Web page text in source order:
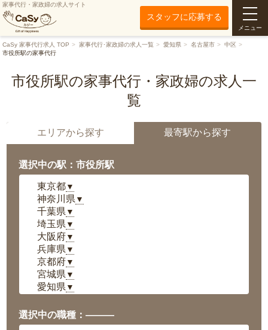
家事代行・家政婦の求人サイト
スタッフに応募する
メニュー
CaSy 家事代行求人 TOP 家事代行･家政婦の求人一覧 愛知県 名古屋市
中区
市役所駅の家事代行
市役所駅の家事代行・家政婦の求人一
覧
エリアから探す 最寄駅から探す
選択中の駅：市役所駅
東京都▼
神奈川県 ▼
千葉県 ▼
埼玉県 ▼
大阪府▼
兵庫県 ▼
京都府▼
宮城県 ▼
愛知県 ▼
岡山県▼
広島県▼
選択中の職種：———